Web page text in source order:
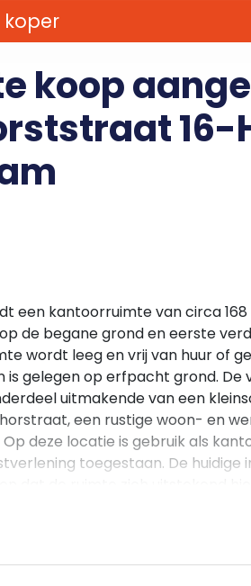
koper
koop
16-
een kantoorruimte van circa
de begane grond en eerste
wordt leeg en vrij van huur of
is gelegen op erfpacht grond. De
uitmakende van een
een rustige woon- en
deze locatie is gebruik als
toegestaan. De huidige
een eigenaar-gebruiker als